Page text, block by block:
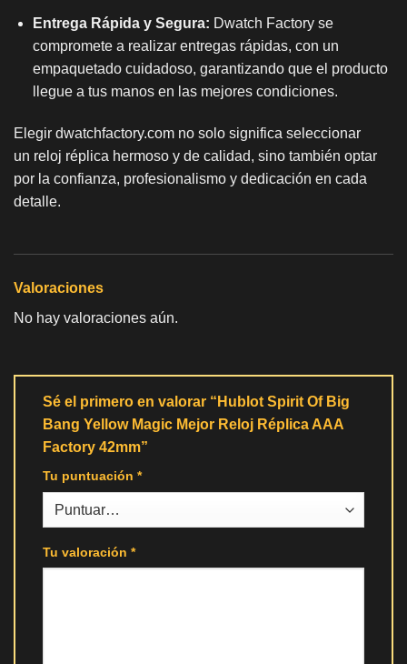
Entrega Rápida y Segura: Dwatch Factory se
compromete a realizar entregas rápidas, con un
empaquetado cuidadoso, garantizando que el producto
llegue a tus manos en las mejores condiciones.
Elegir dwatchfactory.com no solo significa seleccionar
un reloj réplica hermoso y de calidad, sino también optar
por la confianza, profesionalismo y dedicación en cada
detalle.
Valoraciones
No hay valoraciones aún.
Sé el primero en valorar “Hublot Spirit Of Big
Bang Yellow Magic Mejor Reloj Réplica AAA
Factory 42mm”
Tu puntuación *
Tu valoración *